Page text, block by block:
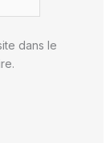
dans le